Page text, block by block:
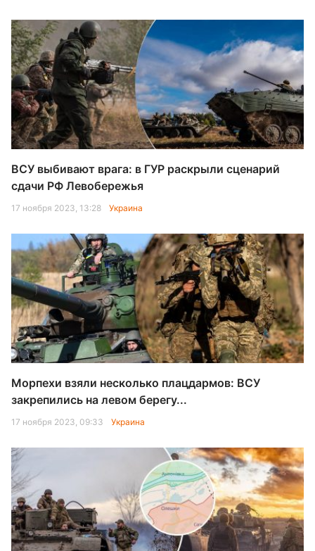
ВСУ выбивают врага: в ГУР раскрыли сценарий
сдачи РФ Левобережья
17 ноября 2023, 13:28 Украина
Морпехи взяли несколько плацдармов: ВСУ
закрепились на левом берегу...
17 ноября 2023, 09:33 Украина